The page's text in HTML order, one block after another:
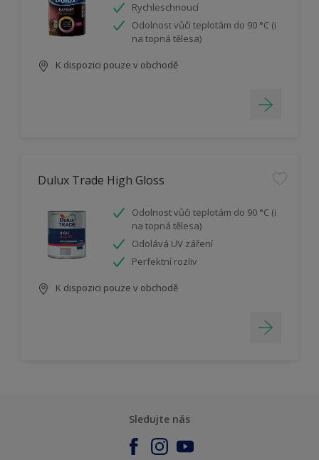
Rychleschnoucí
Odolnost vůči teplotám do 90 °C (i
na topná tělesa)
K dispozici pouze v obchodě
Dulux Trade High Gloss
Odolnost vůči teplotám do 90 °C (i
na topná tělesa)
Odolává UV záření
Perfektní rozliv
K dispozici pouze v obchodě
Sledujte nás